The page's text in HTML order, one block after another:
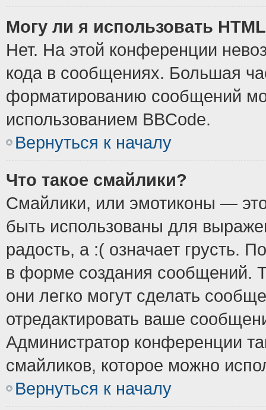
Могу ли я использовать
Нет. На этой конференции
кода в сообщениях. Большая
форматированию сообщений
использованием BBCode.
Вернуться к началу
Что такое смайлики?
Смайлики, или эмотиконы —
быть использованы для
радость, а :( означает грусть.
в форме создания сообщений.
они легко могут сделать
отредактировать ваше
Администратор конференции
смайликов, которое можно
Вернуться к началу